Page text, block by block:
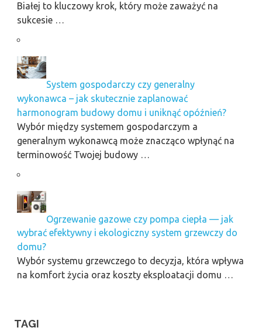
Białej to kluczowy krok, który może zaważyć na
sukcesie …
System gospodarczy czy generalny
wykonawca – jak skutecznie zaplanować
harmonogram budowy domu i uniknąć opóźnień?
Wybór między systemem gospodarczym a
generalnym wykonawcą może znacząco wpłynąć na
terminowość Twojej budowy …
Ogrzewanie gazowe czy pompa ciepła — jak
wybrać efektywny i ekologiczny system grzewczy do
domu?
Wybór systemu grzewczego to decyzja, która wpływa
na komfort życia oraz koszty eksploatacji domu …
TAGI